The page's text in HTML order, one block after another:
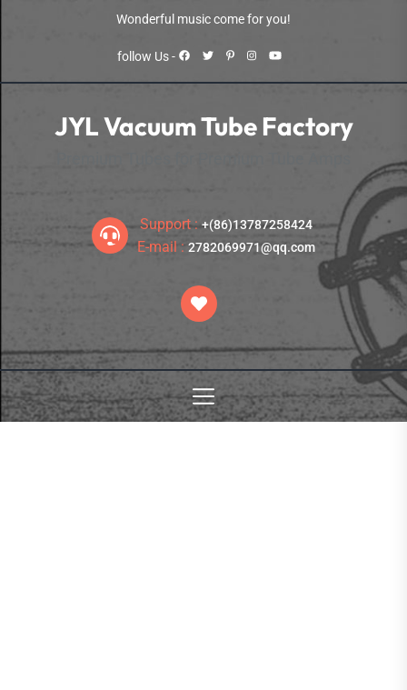
content
Wonderful music come for you!
follow Us -
JYL Vacuum Tube Factory
Support :+(86)13787258424
E-mail : 2782069971@qq.com